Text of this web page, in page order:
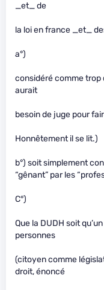
_et_ de
la loi en france _et_
a°)
considéré comme trop
aurait
besoin de juge pour
Honnêtement il se lit.)
b°) soit simplement
“gênant” par les
C°)
Que la DUDH soit
personnes
(citoyen comme
droit, énoncé